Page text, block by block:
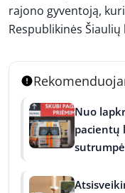
rajono gyventoją,
Respublikinės
Nuo
pacientų